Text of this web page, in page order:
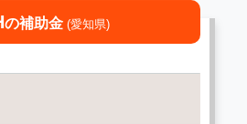
の補助金 (愛知県)